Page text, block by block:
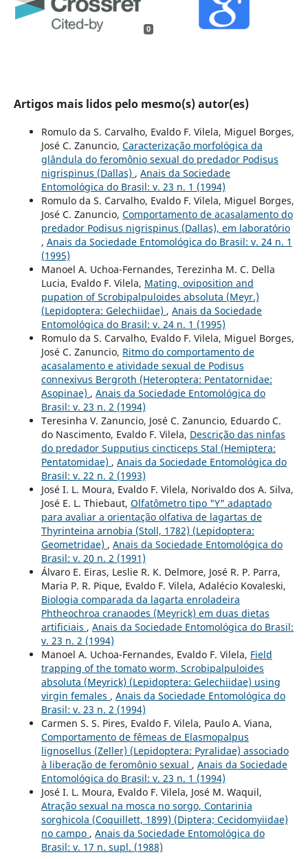
0
Artigos mais lidos pelo mesmo(s) autor(es)
Romulo da S. Carvalho, Evaldo F. Vilela, Miguel Borges,
José C. Zanuncio, Caracterização morfológica da
glândula do feromônio sexual do predador Podisus
nigrispinus (Dallas) , Anais da Sociedade
Entomológica do Brasil: v. 23 n. 1 (1994)
Romulo da S. Carvalho, Evaldo F. Vilela, Miguel Borges,
José C. Zanuncio, Comportamento de acasalamento do
predador Podisus nigrispinus (Dallas), em laboratório
, Anais da Sociedade Entomológica do Brasil: v. 24 n. 1
(1995)
Manoel A. Uchoa-Fernandes, Terezinha M. C. Della
Lucia, Evaldo F. Vilela, Mating, oviposition and
pupation of Scrobipalpuloides absoluta (Meyr.)
(Lepidoptera: Gelechiidae) , Anais da Sociedade
Entomológica do Brasil: v. 24 n. 1 (1995)
Romulo da S. Carvalho, Evaldo F. Vilela, Miguel Borges,
José C. Zanuncio, Ritmo do comportamento de
acasalamento e atividade sexual de Podisus
connexivus Bergroth (Heteroptera: Pentatornidae:
Asopinae) , Anais da Sociedade Entomológica do
Brasil: v. 23 n. 2 (1994)
Teresinha V. Zanuncio, José C. Zanuncio, Eduardo C.
do Nascimento, Evaldo F. Vilela, Descrição das ninfas
do predador Supputius cincticeps Stal (Hemiptera:
Pentatomidae) , Anais da Sociedade Entomológica do
Brasil: v. 22 n. 2 (1993)
José I. L. Moura, Evaldo F. Vilela, Norivaldo dos A. Silva,
José E. L. Thiebaut, Olfatômetro tipo "Y" adaptado
para avaliar a orientação olfativa de lagartas de
Thyrinteina arnobia (Stoll, 1782) (Lepidoptera:
Geometridae) , Anais da Sociedade Entomológica do
Brasil: v. 20 n. 2 (1991)
Álvaro E. Eiras, Leslie R. K. Delmore, José R. P. Parra,
Maria P. R. Pique, Evaldo F. Vilela, Adalécio Kovaleski,
Biologia comparada da lagarta enroladeira
Phtheochroa cranaodes (Meyrick) em duas dietas
artificiais , Anais da Sociedade Entomológica do Brasil:
v. 23 n. 2 (1994)
Manoel A. Uchoa-Fernandes, Evaldo F. Vilela, Field
trapping of the tomato worm, Scrobipalpuloides
absoluta (Meyrick) (Lepidoptera: Gelechiidae) using
virgin females , Anais da Sociedade Entomológica do
Brasil: v. 23 n. 2 (1994)
Carmen S. S. Pires, Evaldo F. Vilela, Paulo A. Viana,
Comportamento de fêmeas de Elasmopalpus
lignosellus (Zeller) (Lepidoptera: Pyralidae) associado
à liberação de feromônio sexual , Anais da Sociedade
Entomológica do Brasil: v. 23 n. 1 (1994)
José I. L. Moura, Evaldo F. Vilela, José M. Waquil,
Atração sexual na mosca no sorgo, Contarinia
sorghicola (Coquillett, 1899) (Diptera; Cecidomyiidae)
no campo , Anais da Sociedade Entomológica do
Brasil: v. 17 n. supl. (1988)